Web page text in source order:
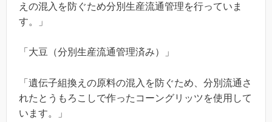
えの混入を防ぐため分別生産流通管理を行っていま
す。」
「大豆（分別生産流通管理済み）」
「遺伝子組換えの原料の混入を防ぐため、分別流通さ
れたとうもろこしで作ったコーングリッツを使用して
います。」